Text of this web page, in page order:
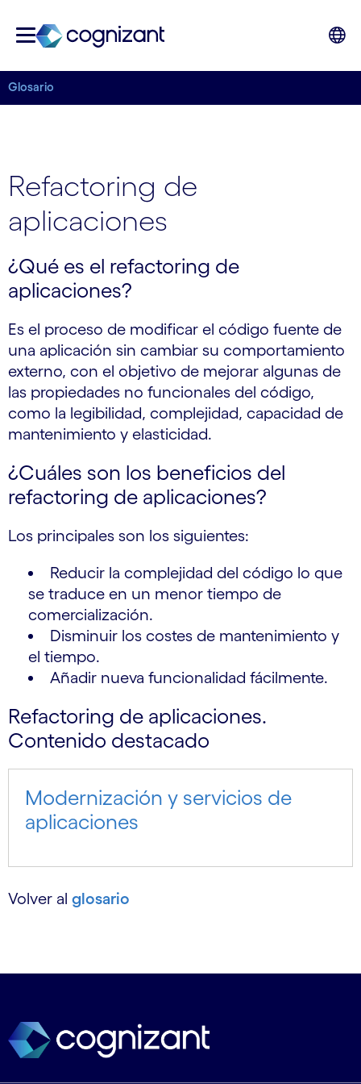
Glosario
Refactoring de
aplicaciones
¿Qué es el refactoring de
aplicaciones?
Es el proceso de modificar el código fuente de
una aplicación sin cambiar su comportamiento
externo, con el objetivo de mejorar algunas de
las propiedades no funcionales del código,
como la legibilidad, complejidad, capacidad de
mantenimiento y elasticidad.
¿Cuáles son los beneficios del
refactoring de aplicaciones?
Los principales son los siguientes:
Reducir la complejidad del código lo que
se traduce en un menor tiempo de
comercialización.
Disminuir los costes de mantenimiento y
el tiempo.
Añadir nueva funcionalidad fácilmente.
Refactoring de aplicaciones.
Contenido destacado
Modernización y servicios de
aplicaciones
Volver al glosario